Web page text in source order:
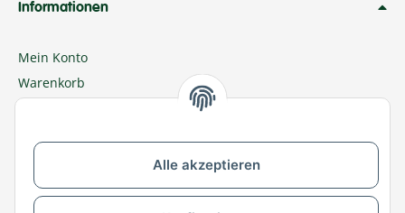
Alle akzeptieren
Informationen
Mein Konto
Warenkorb
MEGAZOO in Ihrer Nähe
Zu MEGAZOO-nord.de wechseln